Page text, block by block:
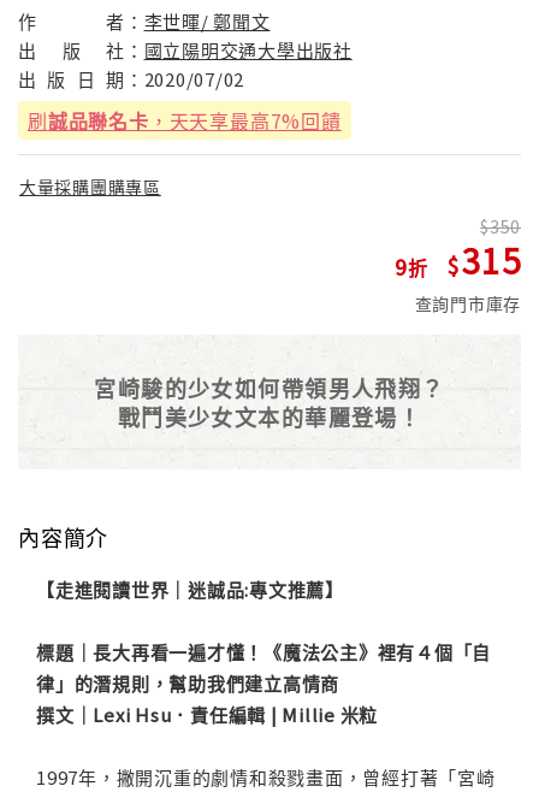
作 者： 李世暉/ 鄭聞文
出
版 社： 國立陽明交通大學出版社
出 版 日 期： 2020/07/02
刷誠品聯名卡 ，天天享最高7%回饋
大量採購團購專區
9
350
315
查詢門市庫存
宮崎駿的少女如何帶領男人飛翔？
戰鬥美少女文本的華麗登場！
內容簡介
【走進閱讀世界｜迷誠品:專文推薦】
標題｜長大再看一遍才懂！《魔法公主》裡有４個「自
律」的潛規則，幫助我們建立高情商
撰文｜Lexi Hsu．責任編輯 | Millie 米粒
1997年，撇開沉重的劇情和殺戮畫面，曾經打著「宮崎